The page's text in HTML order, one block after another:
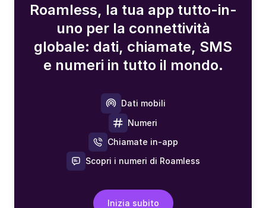
Roamless, la tua app tutto-in-
uno per la connettività
globale: dati, chiamate, SMS
e numeri in tutto il mondo.
Dati mobili
Numeri
Chiamate in-app
Scopri i numeri di Roamless
Inizia subito